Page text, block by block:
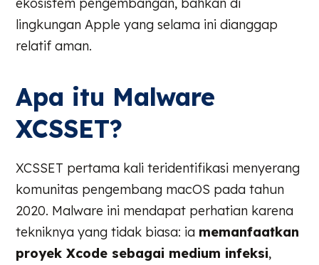
lingkungan Apple yang selama ini dianggap
relatif aman.
Apa itu Malware
XCSSET?
XCSSET pertama kali teridentifikasi menyerang
komunitas pengembang macOS pada tahun
2020. Malware ini mendapat perhatian karena
tekniknya yang tidak biasa: ia memanfaatkan
proyek Xcode sebagai medium infeksi,